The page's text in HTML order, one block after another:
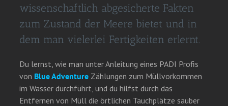
wissenschaftlich abgesicherte Fakten
zum Zustand der Meere bietet und in
dem man vielerlei Fertigkeiten erlernt.
Du lernst, wie man unter Anleitung eines PADI Profis
von Blue Adventure Zählungen zum Müllvorkommen
im Wasser durchführt, und du hilfst durch das
Entfernen von Müll die örtlichen Tauchplätze sauber